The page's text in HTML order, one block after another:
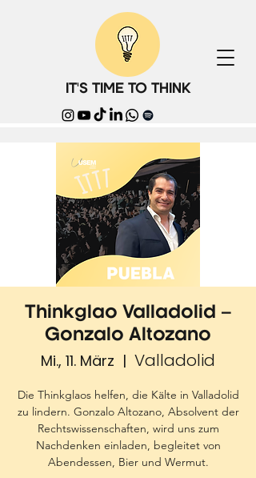
IT'S TIME TO THINK
Thinkglao Valladolid –
Gonzalo Altozano
Mi., 11. März
  |
Valladolid
Die Thinkglaos helfen, die Kälte in Valladolid
zu lindern. Gonzalo Altozano, Absolvent der
Rechtswissenschaften, wird uns zum
Nachdenken einladen, begleitet von
Abendessen, Bier und Wermut.